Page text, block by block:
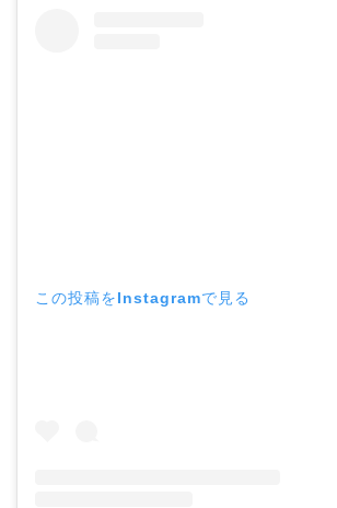
この投稿をInstagramで見る